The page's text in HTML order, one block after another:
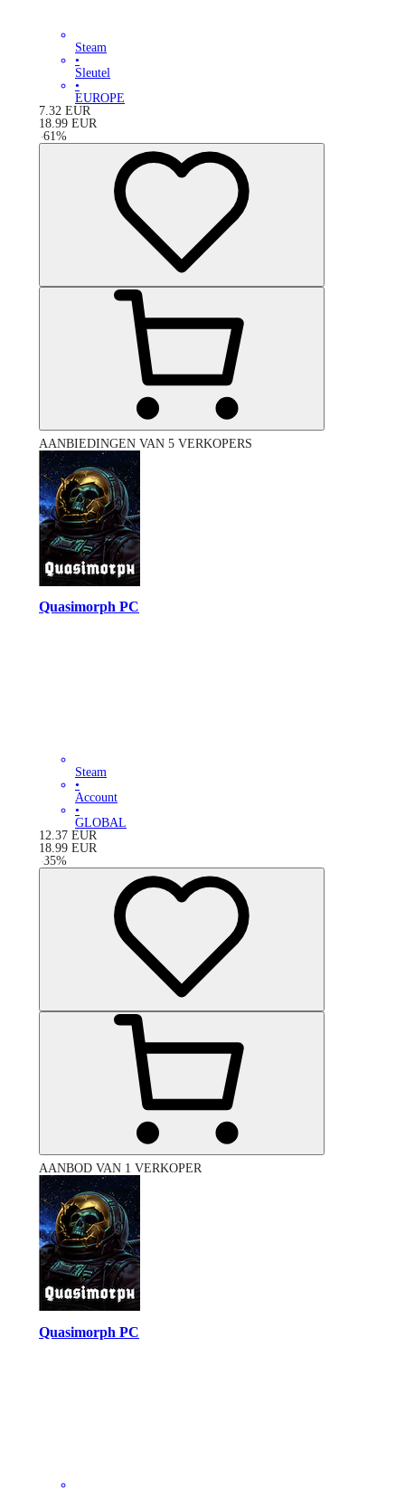
Steam
•
Sleutel
•
EUROPE
7.32 EUR
18.99 EUR
-61%
AANBIEDINGEN VAN 5 VERKOPERS
Quasimorph PC
Steam
•
Account
•
GLOBAL
12.37 EUR
18.99 EUR
-35%
AANBOD VAN 1 VERKOPER
Quasimorph PC